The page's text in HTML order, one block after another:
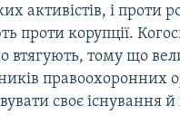
активістів, і проти
проти корупції.
втягують, тому що
правоохоронних
своє існування